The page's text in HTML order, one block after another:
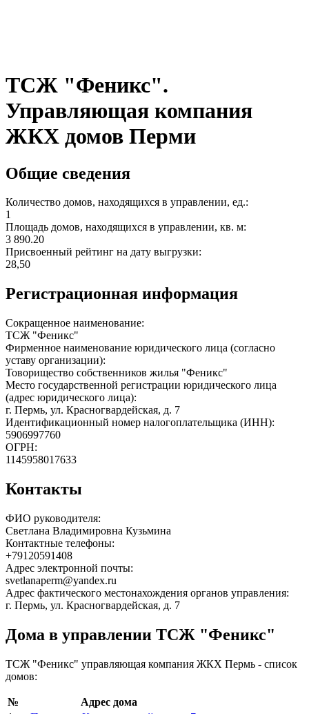
ТСЖ "Феникс".
Управляющая компания
ЖКХ домов Перми
Общие сведения
Количество домов, находящихся в управлении, ед.:
1
Площадь домов, находящихся в управлении, кв. м:
3 890.20
Присвоенный рейтинг на дату выгрузки:
28,50
Регистрационная информация
Сокращенное наименование:
ТСЖ "Феникс"
Фирменное наименование юридического лица (согласно
уставу организации):
Товорищество собственников жилья "Феникс"
Место государственной регистрации юридического лица
(адрес юридического лица):
г. Пермь, ул. Красногвардейская, д. 7
Идентификационный номер налогоплательщика (ИНН):
5906997760
ОГРН:
1145958017633
Контакты
ФИО руководителя:
Светлана Владимировна Кузьмина
Контактные телефоны:
+79120591408
Адрес электронной почты:
svetlanaperm@yandex.ru
Адрес фактического местонахождения органов управления:
г. Пермь, ул. Красногвардейская, д. 7
Дома в управлении ТСЖ "Феникс"
ТСЖ "Феникс" управляющая компания ЖКХ Пермь - список
домов:
№
Адрес дома